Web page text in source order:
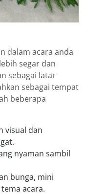
dalam acara anda
segar dan
sebagai latar
sebagai tempat
beberapa
visual dan
nyaman sambil
bunga, mini
acara.